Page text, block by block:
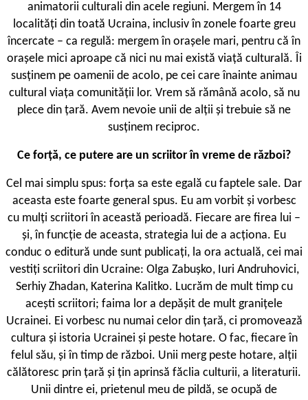
animatorii culturali din acele regiuni. Mergem în 14
localități din toată Ucraina, inclusiv în zonele foarte greu
încercate – ca regulă: mergem în orașele mari, pentru că în
orașele mici aproape că nici nu mai există viață culturală. Îi
susținem pe oamenii de acolo, pe cei care înainte animau
cultural viața comunității lor. Vrem să rămână acolo, să nu
plece din țară. Avem nevoie unii de alții și trebuie să ne
susținem reciproc.
Ce forță, ce putere are un scriitor în vreme de război?
Cel mai simplu spus: forța sa este egală cu faptele sale. Dar
aceasta este foarte general spus. Eu am vorbit și vorbesc
cu mulți scriitori în această perioadă. Fiecare are firea lui –
și, în funcție de aceasta, strategia lui de a acționa. Eu
conduc o editură unde sunt publicați, la ora actuală, cei mai
vestiți scriitori din Ucraine: Olga Zabușko, Iuri Andruhovici,
Serhiy Zhadan, Katerina Kalitko. Lucrăm de mult timp cu
acești scriitori; faima lor a depășit de mult granițele
Ucrainei. Ei vorbesc nu numai celor din țară, ci promovează
cultura și istoria Ucrainei și peste hotare. O fac, fiecare în
felul său, și în timp de război. Unii merg peste hotare, alții
călătoresc prin țară și țin aprinsă făclia culturii, a literaturii.
Unii dintre ei, prietenul meu de pildă, se ocupă de